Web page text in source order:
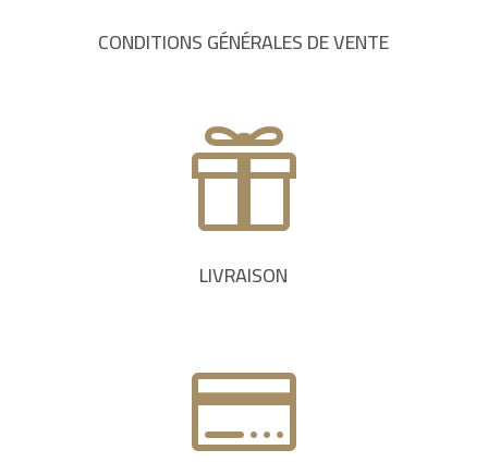
CONDITIONS GÉNÉRALES DE VENTE

LIVRAISON
